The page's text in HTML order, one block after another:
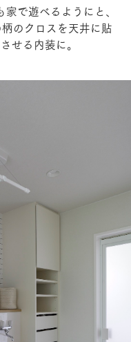
で遊べるようにと、
のクロスを天井に貼
せる内装に。